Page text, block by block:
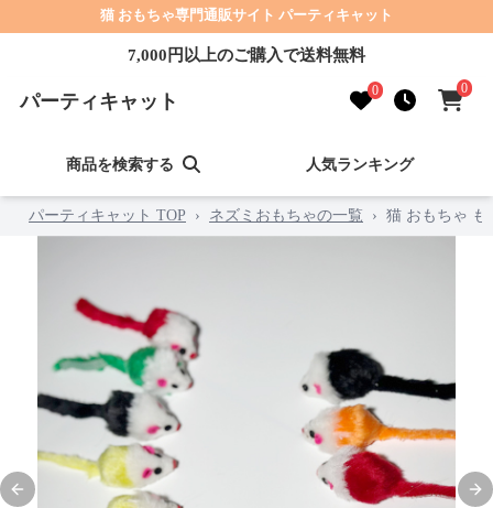
猫 おもちゃ専門通販サイト パーティキャット
7,000円以上のご購入で送料無料
パーティキャット 0 0
商品を検索する 人気ランキング
パーティキャット TOP › ネズミおもちゃの一覧 › 猫 おもちゃ も
Previous slide